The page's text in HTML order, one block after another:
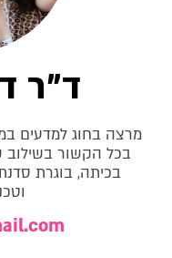
ד"ר
מרצה בחוג למדעים
בכל הקשור בשילוב
בכיתה, בוגרת